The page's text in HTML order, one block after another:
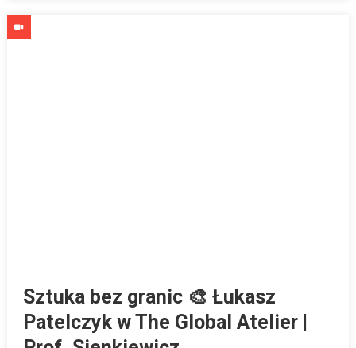
Sztuka bez granic 🎨 Łukasz
Patelczyk w The Global Atelier |